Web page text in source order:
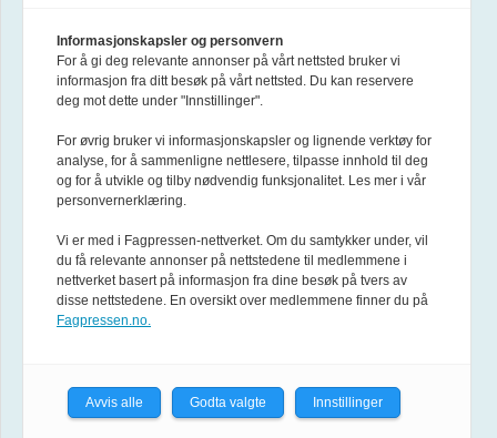
Annonsere
Tilgjengelighet
Personvern og cookies
Facebook
Linkedin
Informasjonskapsler og personvern
For å gi deg relevante annonser på vårt nettsted bruker vi
informasjon fra ditt besøk på vårt nettsted. Du kan reservere
deg mot dette under "Innstillinger".
For øvrig bruker vi informasjonskapsler og lignende verktøy for
analyse, for å sammenligne nettlesere, tilpasse innhold til deg
og for å utvikle og tilby nødvendig funksjonalitet. Les mer i vår
personvernerklæring.
Vi er med i Fagpressen-nettverket. Om du samtykker under, vil
du få relevante annonser på nettstedene til medlemmene i
nettverket basert på informasjon fra dine besøk på tvers av
disse nettstedene. En oversikt over medlemmene finner du på
Fagpressen.no.
Avvis alle Godta valgte Innstillinger